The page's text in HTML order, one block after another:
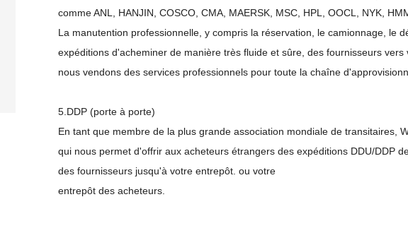
comme ANL, HANJIN, COSCO, CMA, MAERSK, MSC, HPL, OOCL, NYK,
La manutention professionnelle, y compris la réservation, le camionnage, le
expéditions d'acheminer de manière très fluide et sûre, des fournisseurs
nous vendons des services professionnels pour toute la chaîne
5.DDP (porte à porte)
En tant que membre de la plus grande association mondiale de transitaires,
qui nous permet d'offrir aux acheteurs étrangers des expéditions DDU/DDP
des fournisseurs jusqu'à votre entrepôt. ou votre
entrepôt des acheteurs.